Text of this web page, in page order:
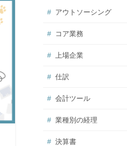
アウトソーシング
コア業務
上場企業
仕訳
会計ツール
業種別の経理
決算書